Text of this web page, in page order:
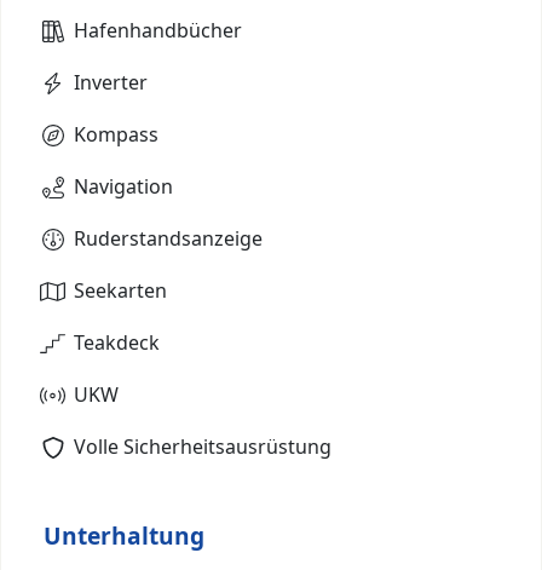
Hafenhandbücher
Inverter
Kompass
Navigation
Ruderstandsanzeige
Seekarten
Teakdeck
UKW
Volle Sicherheitsausrüstung
Unterhaltung